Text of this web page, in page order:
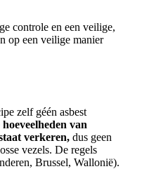
controle en een veilige,
op een veilige manier
zelf géén asbest
van
verkeren, dus geen
vezels. De regels
Brussel, Wallonië).